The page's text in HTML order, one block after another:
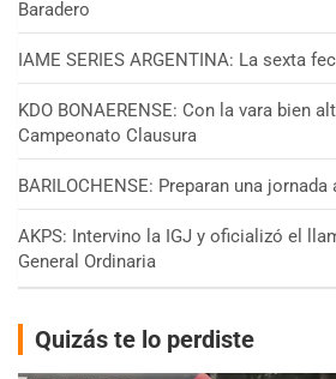
Baradero
IAME SERIES ARGENTINA: La sexta
KDO BONAERENSE: Con la vara bien
Campeonato Clausura
BARILOCHENSE: Preparan una
AKPS: Intervino la IGJ y oficializó el
General Ordinaria
Quizás te lo perdiste